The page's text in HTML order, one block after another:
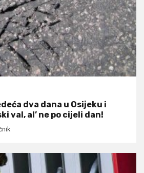
dva dana u Osijeku i
val, al’ ne po cijeli dan!